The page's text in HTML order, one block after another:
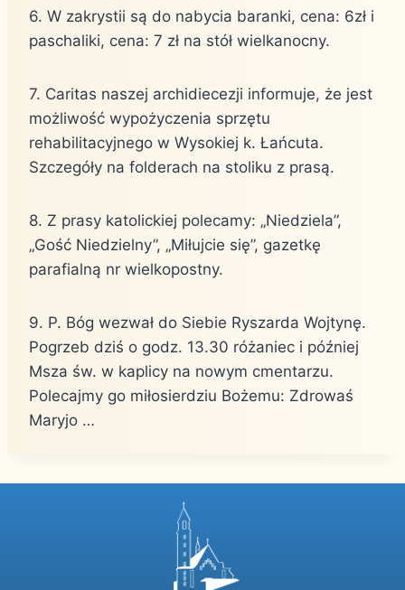
6. W zakrystii są do nabycia baranki, cena: 6zł i
paschaliki, cena: 7 zł na stół wielkanocny.
7. Caritas naszej archidiecezji informuje, że jest
możliwość wypożyczenia sprzętu
rehabilitacyjnego w Wysokiej k. Łańcuta.
Szczegóły na folderach na stoliku z prasą.
8. Z prasy katolickiej polecamy: „Niedziela”,
„Gość Niedzielny”, „Miłujcie się”, gazetkę
parafialną nr wielkopostny.
9. P. Bóg wezwał do Siebie Ryszarda Wojtynę.
Pogrzeb dziś o godz. 13.30 różaniec i później
Msza św. w kaplicy na nowym cmentarzu.
Polecajmy go miłosierdziu Bożemu: Zdrowaś
Maryjo …